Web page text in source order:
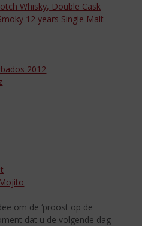
Whisky, Double Cask
12 years Single Malt
2012
om de ‘proost op de
dat u de volgende dag